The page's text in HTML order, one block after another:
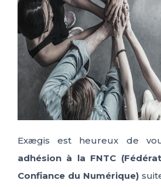
Exægis est heureux de
adhésion à la FNTC
Confiance du Numérique)